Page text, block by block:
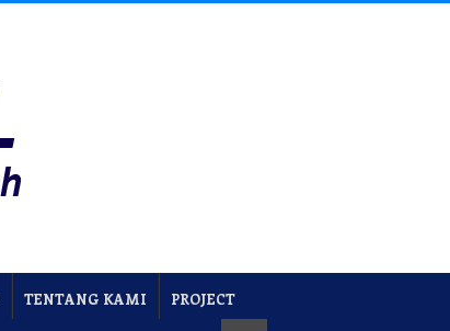
TENTANG KAMI PROJECT